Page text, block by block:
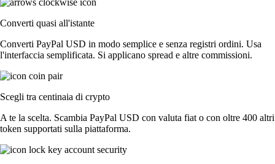
Converti quasi all'istante
Converti PayPal USD in modo semplice e senza registri ordini. Usa
l'interfaccia semplificata. Si applicano spread e altre commissioni.
Scegli tra centinaia di crypto
A te la scelta. Scambia PayPal USD con valuta fiat o con oltre 400 altri
token supportati sulla piattaforma.